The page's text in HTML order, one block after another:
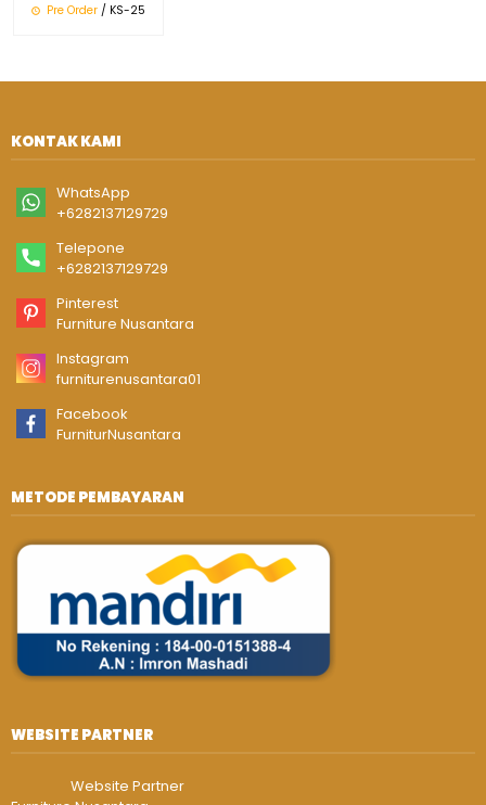
Pre Order/ KS-25
KONTAK KAMI
WhatsApp
+6282137129729
Telepone
+6282137129729
Pinterest
Furniture Nusantara
Instagram
furniturenusantara01
Facebook
FurniturNusantara
METODE PEMBAYARAN
WEBSITE PARTNER
Website Partner